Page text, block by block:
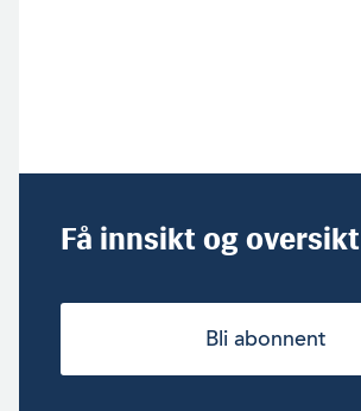
Få innsikt og oversikt
Bli abonnent